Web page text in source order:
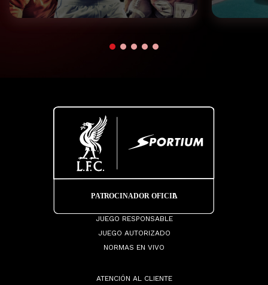
JUEGO RESPONSABLE
JUEGO AUTORIZADO
NORMAS EN VIVO
ATENCIÓN AL CLIENTE